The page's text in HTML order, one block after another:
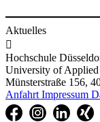
Aktuelles

Hochschule
University of Applied
Münsterstraße 156,
Anfahrt Impressum